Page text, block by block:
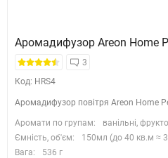
Аромадифузор Areon Home
3
Код: HRS4
Аромадифузор повітря Areon Home
Аромати по групам:
ванільні,
Ємність, об'єм:
150мл (до 40 кв.м ≈
Вага:
536 г